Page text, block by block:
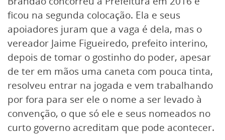
ficou na segunda colocação. Ela e seus
apoiadores juram que a vaga é dela, mas o
vereador Jaime Figueiredo, prefeito interino,
depois de tomar o gostinho do poder, apesar
de ter em mãos uma caneta com pouca tinta,
resolveu entrar na jogada e vem trabalhando
por fora para ser ele o nome a ser levado à
convenção, o que só ele e seus nomeados no
curto governo acreditam que pode acontecer.